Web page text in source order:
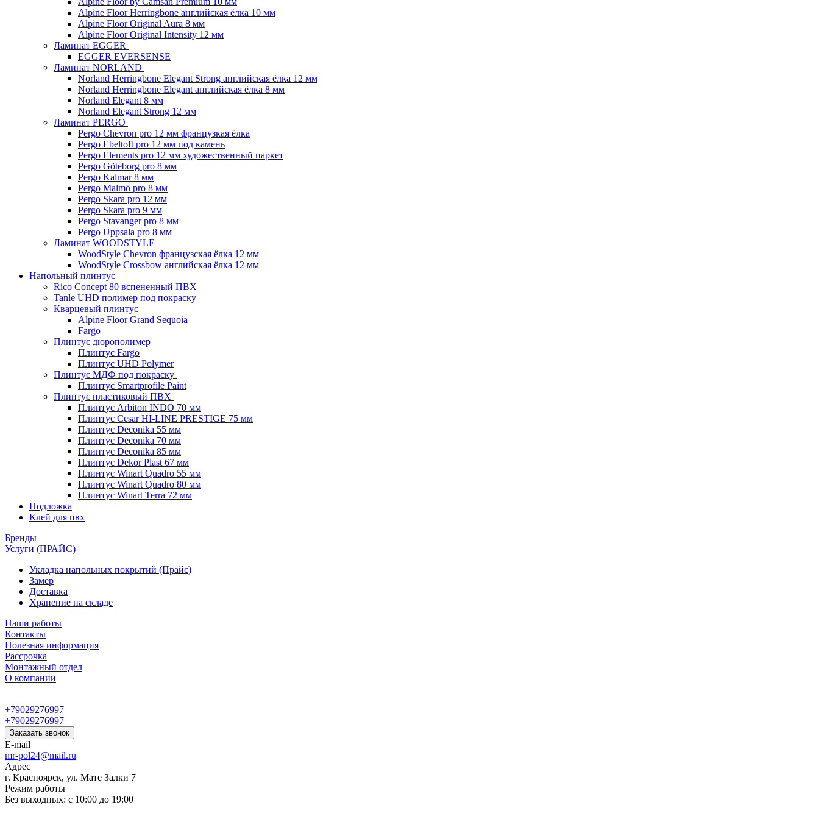
Alpine Floor Herringbone английская ёлка 10 мм
Alpine Floor Original Aura 8 мм
Alpine Floor Original Intensity 12 мм
Ламинат EGGER
EGGER EVERSENSE
Ламинат NORLAND
Norland Herringbone Elegant Strong английская ёлка 12 мм
Norland Herringbone Elegant английская ёлка 8 мм
Norland Elegant 8 мм
Norland Elegant Strong 12 мм
Ламинат PERGO
Pergo Chevron pro 12 мм французкая ёлка
Pergo Ebeltoft pro 12 мм под камень
Pergo Elements pro 12 мм художественный паркет
Pergo Göteborg pro 8 мм
Pergo Kalmar 8 мм
Pergo Malmö pro 8 мм
Pergo Skara pro 12 мм
Pergo Skara pro 9 мм
Pergo Stavanger pro 8 мм
Pergo Uppsala pro 8 мм
Ламинат WOODSTYLE
WoodStyle Chevron французская ёлка 12 мм
WoodStyle Crossbow английская ёлка 12 мм
Напольный плинтус
Rico Concept 80 вспененный ПВХ
Tanle UHD полимер под покраску
Кварцевый плинтус
Alpine Floor Grand Sequoia
Fargo
Плинтус дюрополимер
Плинтус Fargo
Плинтус UHD Polymer
Плинтус МДФ под покраску
Плинтус Smartprofile Paint
Плинтус пластиковый ПВХ
Плинтус Arbiton INDO 70 мм
Плинтус Cesar HI-LINE PRESTIGE 75 мм
Плинтус Deconika 55 мм
Плинтус Deconika 70 мм
Плинтус Deconika 85 мм
Плинтус Dekor Plast 67 мм
Плинтус Winart Quadro 55 мм
Плинтус Winart Quadro 80 мм
Плинтус Winart Terra 72 мм
Подложка
Клей для пвх
Бренды
Услуги (ПРАЙС)
Укладка напольных покрытий (Прайс)
Замер
Доставка
Хранение на складе
Наши работы
Контакты
Полезная информация
Рассрочка
Монтажный отдел
О компании
+79029276997
+79029276997
Заказать звонок
E-mail
mr-pol24@mail.ru
Адрес
г. Красноярск, ул. Мате Залки 7
Режим работы
Без выходных: с 10:00 до 19:00